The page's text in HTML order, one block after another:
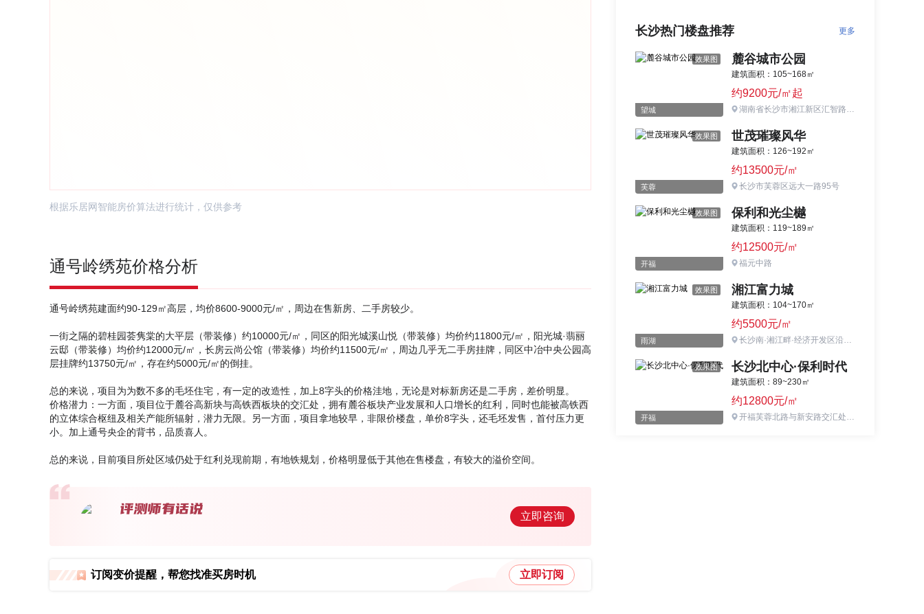
根据乐居网智能房价算法进行统计，仅供参考
通号岭绣苑价格分析
通号岭绣苑建面约90-129㎡高层，均价8600-9000元/㎡，周边在售新房、二手房较少。
一街之隔的碧桂园荟隽棠的大平层（带装修）约10000元/㎡，同区的阳光城溪山悦（带装修）均价约11800元/㎡，阳光城·翡丽
云邸（带装修）均价约12000元/㎡，长房云尚公馆（带装修）均价约11500元/㎡，周边几乎无二手房挂牌，同区中冶中央公园高
层挂牌约13750元/㎡，存在约5000元/㎡的倒挂。
总的来说，项目为为数不多的毛坯住宅，有一定的改造性，加上8字头的价格洼地，无论是对标新房还是二手房，差价明显。
价格潜力 ：一方面，项目位于麓谷高新块与高铁西板块的交汇处，拥有麓谷板块产业发展和人口增长的红利，同时也能被高铁西
的立体综合枢纽及相关产能所辐射，潜力无限。另一方面，项目拿地较早，非限价楼盘，单价8字头，还毛坯发售，首付压力更
小。加上通号央企的背书，品质喜人。
总的来说，目前项目所处区域仍处于红利兑现前期，有地铁规划，价格明显低于其他在售楼盘，有较大的溢价空间。
立即咨询
订阅变价提醒，帮您找准买房时机 立即订阅
长沙热门楼盘推荐 更多
效果图
望城
麓谷城市公园
建筑面积：105~168㎡
约9200元/㎡起
湖南省长沙市湘江新区汇智路与枫林西路交汇处
效果图
芙蓉
世茂璀璨风华
建筑面积：126~192㎡
约13500元/㎡
长沙市芙蓉区远大一路95号
效果图
开福
保利和光尘樾
建筑面积：119~189㎡
约12500元/㎡
福元中路
效果图
雨湖
湘江富力城
建筑面积：104~170㎡
约5500元/㎡
长沙南·湘江畔·经济开发区沿江路和九昭东路交会处西南角
效果图
开福
长沙北中心·保利时代
建筑面积：89~230㎡
约12800元/㎡
开福芙蓉北路与新安路交汇处地铁1号线冯蔡路站